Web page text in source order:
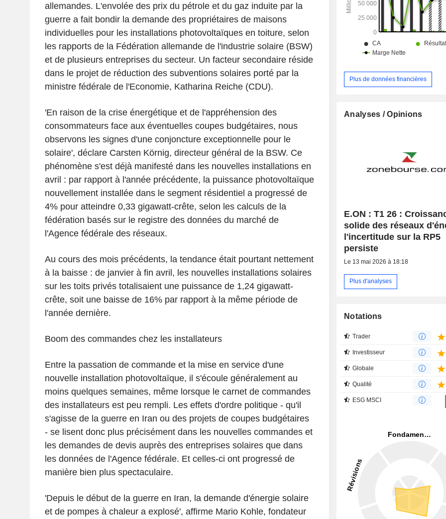
allemandes. L'envolée des prix du pétrole et du gaz induite par la
guerre a fait bondir la demande des propriétaires de maisons
individuelles pour les installations photovoltaïques en toiture, selon
les rapports de la Fédération allemande de l'industrie solaire (BSW)
et de plusieurs entreprises du secteur. Un facteur secondaire réside
dans le projet de réduction des subventions solaires porté par la
ministre fédérale de l'Economie, Katharina Reiche (CDU).
'En raison de la crise énergétique et de l'appréhension des
consommateurs face aux éventuelles coupes budgétaires, nous
observons les signes d'une conjoncture exceptionnelle pour le
solaire', déclare Carsten Körnig, directeur général de la BSW. Ce
phénomène s'est déjà manifesté dans les nouvelles installations en
avril : par rapport à l'année précédente, la puissance photovoltaïque
nouvellement installée dans le segment résidentiel a progressé de
4% pour atteindre 0,33 gigawatt-crête, selon les calculs de la
fédération basés sur le registre des données du marché de
l'Agence fédérale des réseaux.
Au cours des mois précédents, la tendance était pourtant nettement
à la baisse : de janvier à fin avril, les nouvelles installations solaires
sur les toits privés totalisaient une puissance de 1,24 gigawatt-
crête, soit une baisse de 16% par rapport à la même période de
l'année dernière.
Boom des commandes chez les installateurs
Entre la passation de commande et la mise en service d'une
nouvelle installation photovoltaïque, il s'écoule généralement au
moins quelques semaines, même lorsque le carnet de commandes
des installateurs est peu rempli. Les effets d'ordre politique - qu'il
s'agisse de la guerre en Iran ou des projets de coupes budgétaires
- se lisent donc plus précisément dans les nouvelles commandes et
les demandes de devis auprès des entreprises solaires que dans
les données de l'Agence fédérale. Et celles-ci ont progressé de
manière bien plus spectaculaire.
'Depuis le début de la guerre en Iran, la demande d'énergie solaire
et de pompes à chaleur a explosé', affirme Mario Kohle, fondateur
Plus de données financières
Analyses / Opinions
E.ON : T1 26 :
solide des réseaux
l'incertitude sur la RP5
persiste
Le 13 mai 2026 à 18:18
Plus d'analyses
Notations
Trader
Investisseur
Globale
Qualité
ESG MSCI